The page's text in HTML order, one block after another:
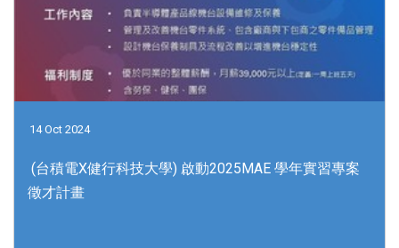
14 Oct 2024
(台積電X健行科技大學) 啟動2025MAE 學年實習專案
徵才計畫